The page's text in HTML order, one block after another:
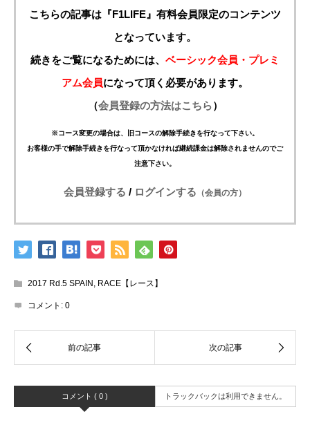
こちらの記事は『F1LIFE』有料会員限定のコンテンツ
となっています。
続きをご覧になるためには、 ベーシック会員・プレミ
アム会員になって頂く必要があります。
（会員登録の方法はこちら）
※コース変更の場合は、旧コースの解除手続きを行なって下さい。
お客様の手で解除手続きを行なって頂かなければ継続課金は解除されませんのでご
注意下さい。
会員登録する / ログインする （会員の方）
2017 Rd.5 SPAIN , RACE【レース】
コメント: 0
コメント ( 0 ) トラックバックは利用できません。